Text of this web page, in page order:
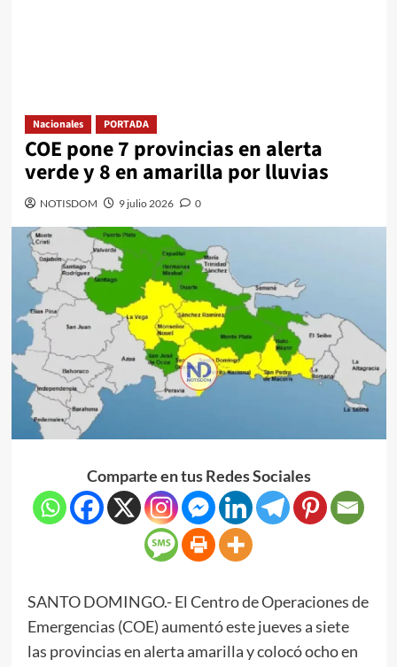
Nacionales PORTADA
COE pone 7 provincias en alerta
verde y 8 en amarilla por lluvias
NOTISDOM 9 julio 2026 0
Comparte en tus Redes Sociales
SANTO DOMINGO.- El Centro de Operaciones de
Emergencias (COE) aumentó este jueves a siete
las provincias en alerta amarilla y colocó ocho en